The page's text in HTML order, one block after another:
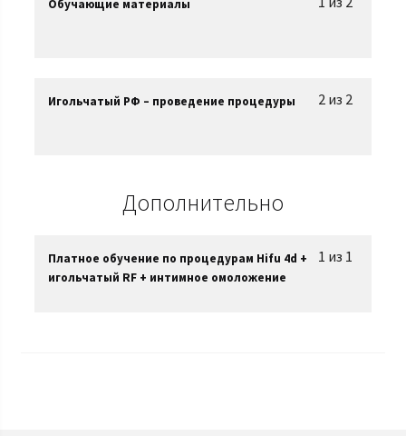
Обучающие материалы
2 из 2
Игольчатый РФ – проведение процедуры
Дополнительно
1 из 1
Платное обучение по процедурам Hifu 4d +
игольчатый RF + интимное омоложение